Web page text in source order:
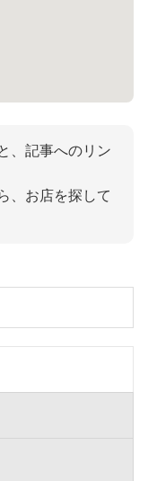
、記事へのリン
、お店を探して